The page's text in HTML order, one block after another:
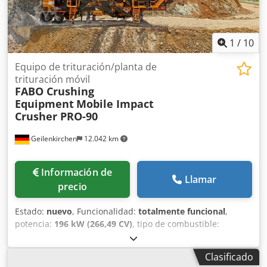
1 / 10
Geilenkirchen 12.042 km
Equipo de trituración/planta de
trituración móvil
FABO Crushing
Equipment Mobile Impact
Crusher PRO-90
Información de
precio
Llamar
Estado: nuevo, Funcionalidad: totalmente funcional,
potencia: 196 kW (266,49 CV), tipo de combustible:
, Año de fabricación:
nuestros productos están fabricados con esmero y
cuentan con 1 año de garantía! *¡Instalación y formación
Clasificado